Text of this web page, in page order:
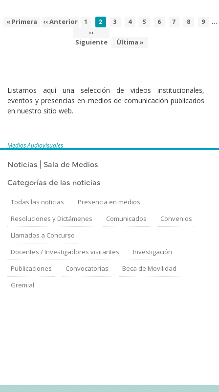
Noticias | Sala de Medios
Categorías de las noticias
Todas las noticias
Presencia en medios
Resoluciones y Dictámenes
Comunicados
Convenios
Llamados a Concurso
Docentes / Investigadores visitantes
Investigación
Publicaciones
Convocatorias
Beca de Movilidad
Gremial
Listamos aquí una selección de videos institucionales,
eventos y presencias en medios de comunicación publicados
en nuestro sitio web.
Medios Audiovisuales
Paginación
Primera
« Primera
Página
‹‹ Anterior Page
1
Página
2 Page
3 Page
4 Page
5 Page
6 Page
7 Page
8 Page
9 …
Siguiente
página
››
Siguiente
Última
Última »